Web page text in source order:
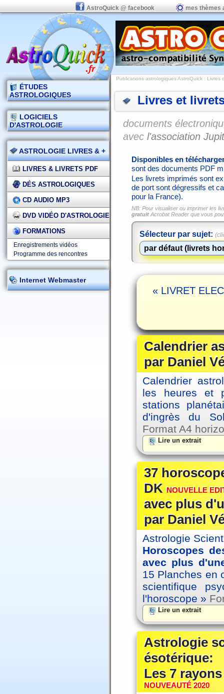
AstroQuick @ facebook mes thèmes
ÉTUDES
ASTROLOGIQUES
LOGICIELS
D'ASTROLOGIE
ASTROLOGIE LIVRES & +
LIVRES & LIVRETS PDF
DÉS ASTROLOGIQUES
CD AUDIO MP3
DVD VIDÉO D'ASTROLOGIE
FORMATIONS
Enregistrements vidéos
Programme des rencontres
Internet Webmaster
Publications astrologiques AstroQuick : Livres
Livres et
documents
avec l'association
Disponibles en
sont des documents PDF
Les livrets imprimés sont
de port sont dégressifs et
pour la France).
NB: Pour visualiser ou imprimer les
gratuit Acrobat Reader que vous
Sélecteur par sujet:
« LIVRET
Calendrier
par Daniel
Calendrier
les heures et
stations
d'ingrès du
Format A4
Lire un extrait
37
DKNOUVELLE
avec plus
par Daniel
Astrologie
Horoscopes
avec plus
15 Planches en
scientifique
l'horoscope »
Lire un extrait
Astrologie
ésotérique:
Les 7
NOUVEAUTÉ 2020